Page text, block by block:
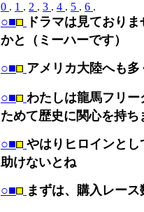
0 . 1 . 2 . 3 . 4 . 5 . 6 .
○■ ドラマは見ており
かと（ミーハーです）
○■ アメリカ大陸へも
○■ わたしは龍馬フリ
ためて歴史に関心を持ち
○■ やはりヒロインと
助けないとね
○■ まずは、購入レー